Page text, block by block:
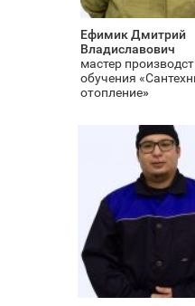
Ефимик Дмитрий
Владиславович
мастер
обучения
отопление»